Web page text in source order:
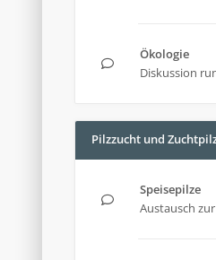
Ökologie
Diskussion
Pilzzucht und
Speisepilze
Austausch